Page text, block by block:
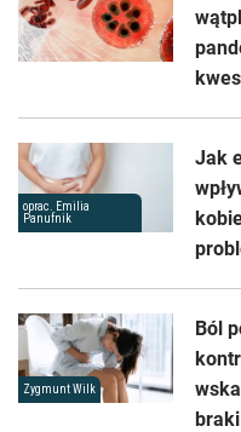
oprac. Emilia
Panufnik
Jak
Zygmunt Wilk
Ból